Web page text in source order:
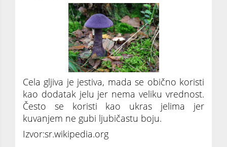
Cela gljiva je jestiva, mada se obično koristi
kao dodatak jelu jer nema veliku vrednost.
Često se koristi kao ukras jelima jer
kuvanjem ne gubi ljubičastu boju.
Izvor:sr.wikipedia.org